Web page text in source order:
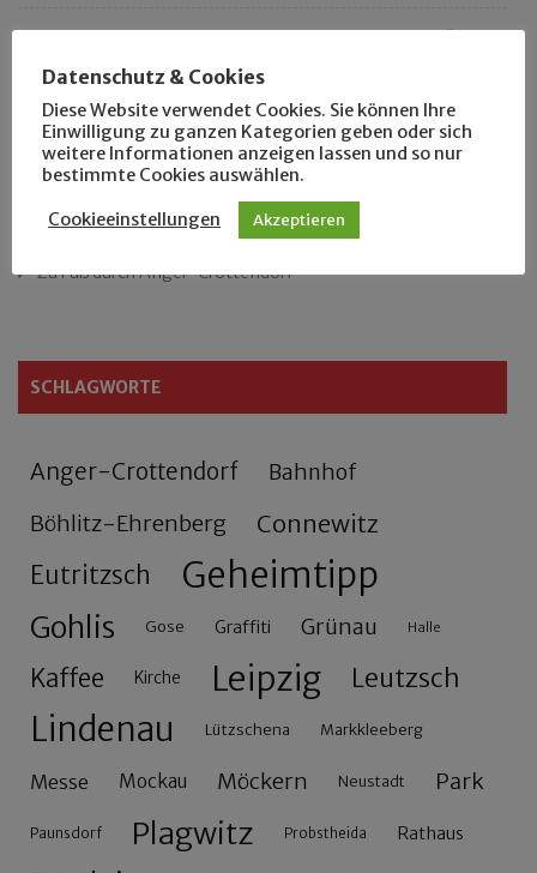
Der Leipziger Schmiedetag von 1904
Rennfahrer in Schönefeld und Zschocher
Zu Fuß durch Anger-Crottendorf
SCHLAGWORTE
Anger-Crottendorf Bahnhof
Böhlitz-Ehrenberg Connewitz
Eutritzsch Geheimtipp
Gohlis Gose Graffiti Grünau Halle
Kaffee Kirche Leipzig Leutzsch
Lindenau Lützschena Markkleeberg
Messe Mockau Möckern Neustadt Park
Paunsdorf Plagwitz Probstheida Rathaus
Datenschutz & Cookies
Diese Website verwendet Cookies. Sie können Ihre
Einwilligung zu ganzen Kategorien geben oder sich
weitere Informationen anzeigen lassen und so nur
bestimmte Cookies auswählen.
Cookieeinstellungen Akzeptieren